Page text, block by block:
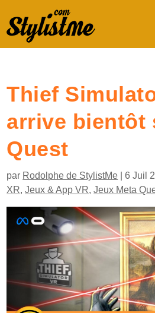
Thief
arrive bientôt
Quest
par Rodolphe de StylistMe |6 Juil
XR,Jeux & App VR,Jeux Meta